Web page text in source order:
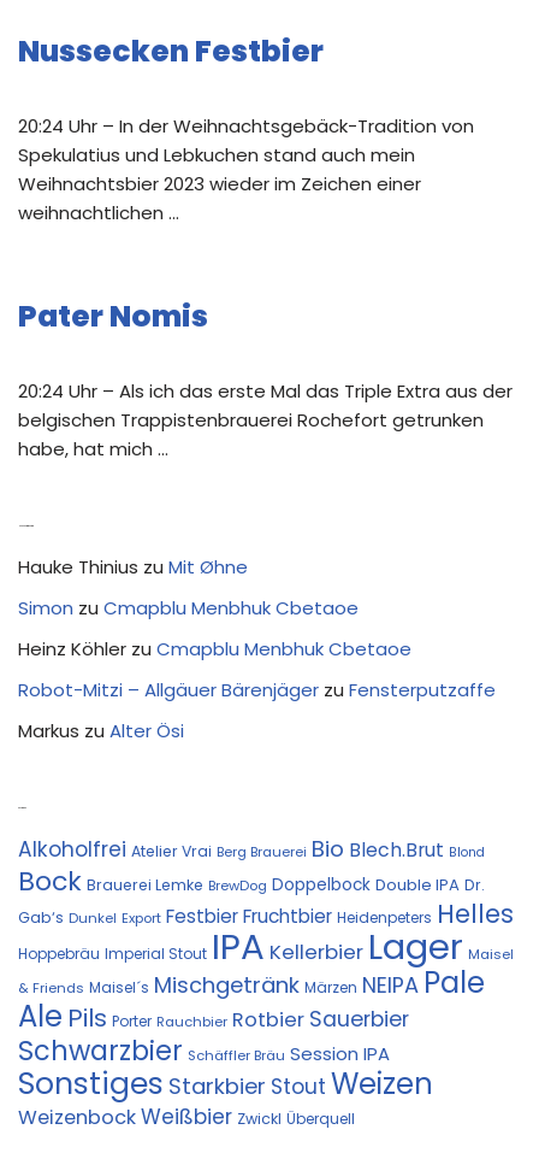
Nussecken Festbier
20:24 Uhr – In der Weihnachtsgebäck-Tradition von
Spekulatius und Lebkuchen stand auch mein
Weihnachtsbier 2023 wieder im Zeichen einer
weihnachtlichen …
Pater Nomis
20:24 Uhr – Als ich das erste Mal das Triple Extra aus der
belgischen Trappistenbrauerei Rochefort getrunken
habe, hat mich …
Hauke Thinius zu Mit Øhne
Simon zu Cmapblu Menbhuk Cbetaoe
Heinz Köhler zu Cmapblu Menbhuk Cbetaoe
Robot-Mitzi – Allgäuer Bärenjäger zu Fensterputzaffe
Markus zu Alter Ösi
Alkoholfrei Atelier Vrai Berg Brauerei Bio Blech.Brut Blond
Bock Brauerei Lemke BrewDog Doppelbock Double IPA Dr.
Gab‘s Dunkel Export FestbierFruchtbier Heidenpeters Helles
Hoppebräu Imperial Stout IPA Kellerbier Lager Maisel
& Friends Maisel´s Mischgetränk Märzen NEIPA Pale
Ale Pils Porter Rauchbier Rotbier Sauerbier
Schwarzbier Schäffler Bräu Session IPA
Sonstiges Starkbier Stout Weizen
WeizenbockWeißbier Zwickl Überquell